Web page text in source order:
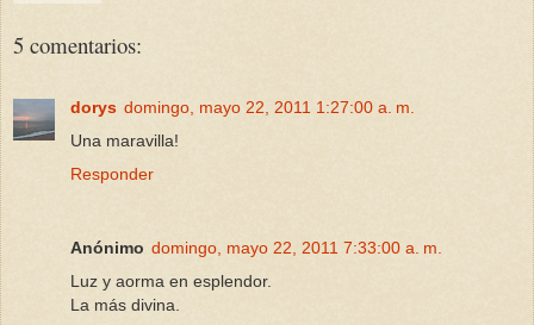
5 comentarios:
dorys domingo, mayo 22, 2011 1:27:00 a. m.
Una maravilla!
Responder
Anónimo domingo, mayo 22, 2011 7:33:00 a. m.
Luz y aorma en esplendor.
La más divina.